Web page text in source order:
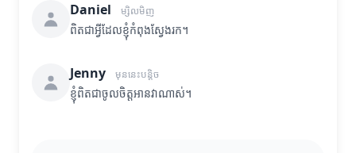
Daniel ម្សិលមិញ
ពិតជាអ្វីដែលខ្ញុំកំពុងស្វែងរក។
Jenny មុននេះបន្តិច
ខ្ញុំពិតជាចូលចិត្តអានវាណាស់។